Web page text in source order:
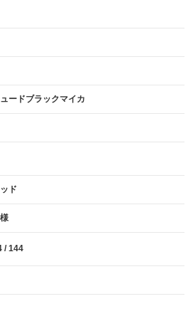
ードブラックマイカ
ド
/ 144